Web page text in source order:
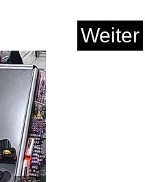
Anzeige
Weiter